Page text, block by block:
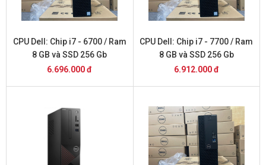
CPU Dell: Chip i7 - 6700 / Ram
8 GB và SSD 256 Gb
6.696.000 đ
CPU Dell: Chip i7 - 7700 / Ram
8 GB và SSD 256 Gb
6.912.000 đ